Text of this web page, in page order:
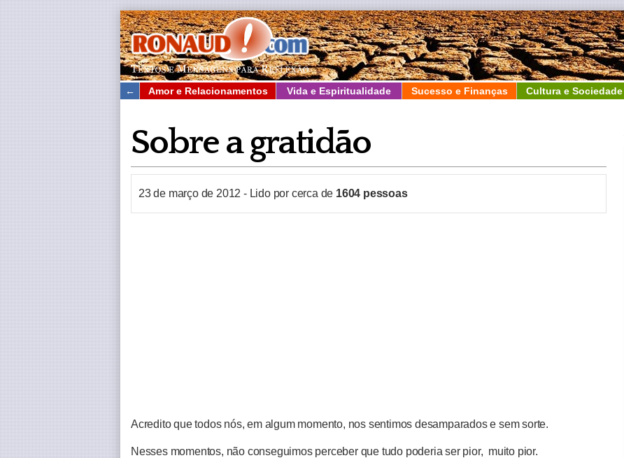
← Amor e Relacionamentos Vida e Espiritualidade Sucesso e Finanças Cultura e Sociedade
Sobre a gratidão
23 de março de 2012 - Lido por cerca de 1604 pessoas
Acredito que todos nós, em algum momento, nos sentimos desamparados e sem sorte.
Nesses momentos, não conseguimos perceber que tudo poderia ser pior, muito pior.